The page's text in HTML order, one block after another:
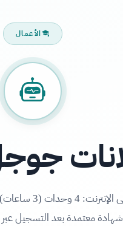
الأعمال
كورس
شهادة معتمدة بعد التسجيل